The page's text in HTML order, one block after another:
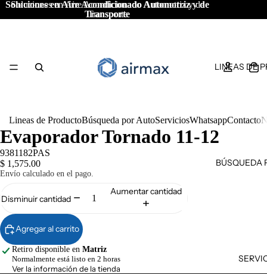
Soluciones en Aire Acondicionado Automotriz y de
Transporte
Soluciones en Aire Acondicionado Automotriz y de
Transporte
LINEAS DE
BÚSQUEDA
Lineas de ProductoBúsqueda por AutoServiciosWhatsappContacto
Evaporador Tornado 11-12
9381182PAS
$ 1,575.00
Envío calculado en el pago.
Disminuir cantidad
Aumentar cantidad
Agregar al carrito
Retiro disponible en Matriz
Normalmente está listo en 2 horas
Ver la información de la tienda